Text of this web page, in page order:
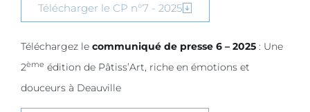
Télécharger le CP n°7 - 2025
Téléchargez le communiqué de presse 6 – 2025 : Une
2ème édition de Pâtiss’Art, riche en émotions et
douceurs à Deauville